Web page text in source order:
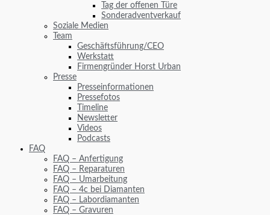
Tag der offenen Türe
Sonderadventverkauf
Soziale Medien
Team
Geschäftsführung/CEO
Werkstatt
Firmengründer Horst Urban
Presse
Presseinformationen
Pressefotos
Timeline
Newsletter
Videos
Podcasts
FAQ
FAQ – Anfertigung
FAQ – Reparaturen
FAQ – Umarbeitung
FAQ – 4c bei Diamanten
FAQ – Labordiamanten
FAQ – Gravuren